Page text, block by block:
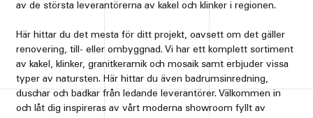
av de största leverantörerna av kakel och klinker i regionen.
Här hittar du det mesta för ditt projekt, oavsett om det gäller
renovering, till- eller ombyggnad. Vi har ett komplett sortiment
av kakel, klinker, granitkeramik och mosaik samt erbjuder vissa
typer av natursten. Här hittar du även badrumsinredning,
duschar och badkar från ledande leverantörer. Välkommen in
och låt dig inspireras av vårt moderna showroom fyllt av